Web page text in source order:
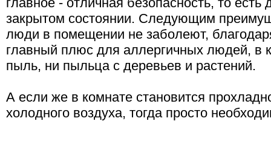
закрытом состоянии. Следующим
люди в помещении не заболеют,
главный плюс для аллергичных людей, в
пыль, ни пыльца с деревьев и растений.
А если же в комнате становится
холодного воздуха, тогда просто